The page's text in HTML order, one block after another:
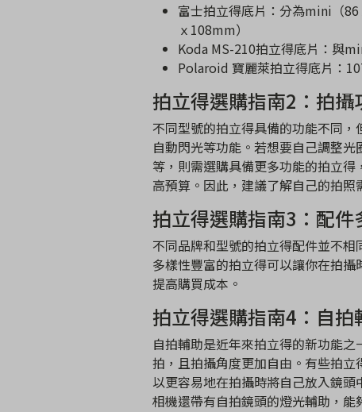
富士拍立得底片：分為mini（
ｘ108mm）
Koda MS-210拍立得底片：與
Polaroid 寶麗萊拍立得底片：
拍立得選購指南2：拍攝
不同型號的拍立得具備的功能不同
自動閃光等功能。若想要自己調整
等，則需選購具備更多功能的拍立
高預算。因此，建議了解自己的拍
拍立得選購指南3：配件
不同品牌和型號的拍立得配件並不
多樣性豐富的拍立得可以讓你在拍
提高購買成本。
拍立得選購指南4：自拍
自拍輔助是近年來拍立得的新功能
拍，且拍攝角度更加自由。有些拍
以更容易地在拍攝時將自己放入鏡
相機還帶有自拍鏡頭的燈光輔助，